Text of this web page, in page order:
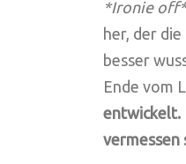
*Ironie off*
her, der
besser
Ende vom
entwickelt.
vermessen